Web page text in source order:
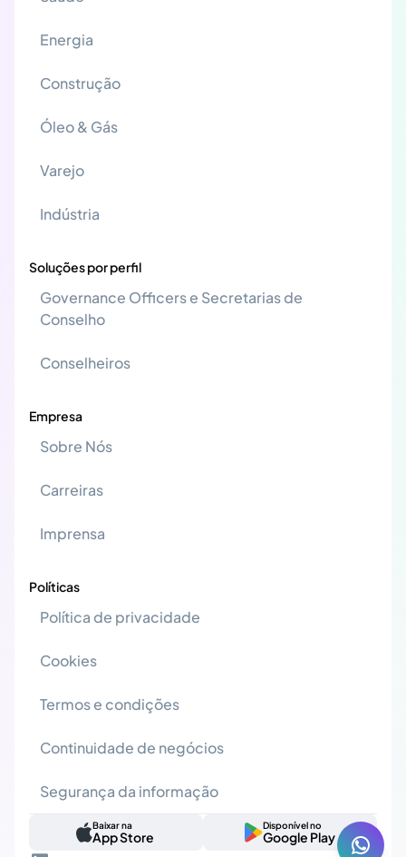
Energia
Construção
Óleo & Gás
Varejo
Indústria
Soluções por perfil
Governance Officers e Secretarias de
Conselho
Conselheiros
Empresa
Sobre Nós
Carreiras
Imprensa
Políticas
Política de privacidade
Cookies
Termos e condições
Continuidade de negócios
Segurança da informação
Baixar na
App Store
Disponível no
Google Play